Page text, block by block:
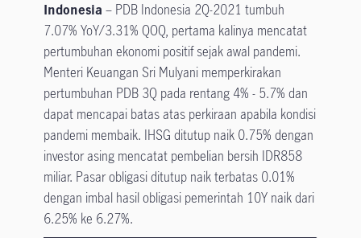
Indonesia – PDB Indonesia 2Q-2021 tumbuh
7.07% YoY/3.31% QOQ, pertama kalinya mencatat
pertumbuhan ekonomi positif sejak awal pandemi.
Menteri Keuangan Sri Mulyani memperkirakan
pertumbuhan PDB 3Q pada rentang 4% - 5.7% dan
dapat mencapai batas atas perkiraan apabila kondisi
pandemi membaik. IHSG ditutup naik 0.75% dengan
investor asing mencatat pembelian bersih IDR858
miliar. Pasar obligasi ditutup naik terbatas 0.01%
dengan imbal hasil obligasi pemerintah 10Y naik dari
6.25% ke 6.27%.